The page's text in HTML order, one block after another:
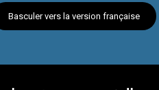
Basculer vers la version française